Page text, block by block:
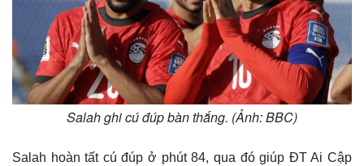
Salah ghi cú đúp bàn thắng. (Ảnh: BBC)
Salah hoàn tất cú đúp ở phút 84, qua đó giúp ĐT Ai Cập